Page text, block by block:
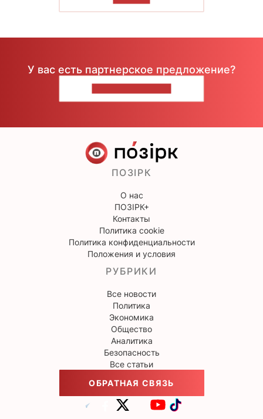
У вас есть партнерское предложение?
ПОЗІРК
О нас
ПОЗІРК+
Контакты
Политика cookie
Политика конфиденциальности
Положения и условия
РУБРИКИ
Все новости
Политика
Экономика
Общество
Аналитика
Безопасность
Все статьи
ОБРАТНАЯ СВЯЗЬ